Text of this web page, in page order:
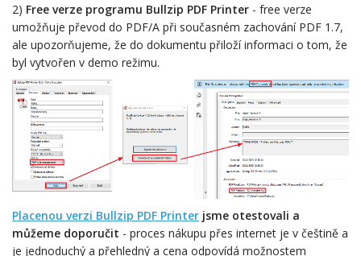
2) Free verze programu Bullzip PDF Printer - free verze
umožňuje převod do PDF/A při současném zachování PDF 1.7,
ale upozorňujeme, že do dokumentu přiloží informaci o tom, že
byl vytvořen v demo režimu.
Placenou verzi Bullzip PDF Printer jsme otestovali a
můžeme doporučit - proces nákupu přes internet je v češtině a
je jednoduchý a přehledný a cena odpovídá možnostem